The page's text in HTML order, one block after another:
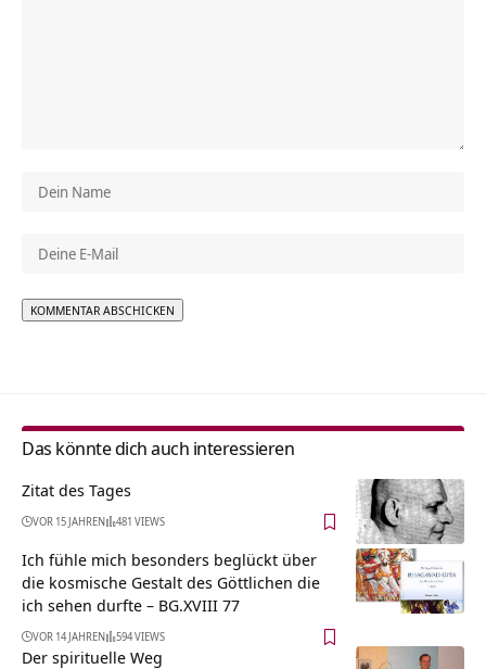
Das könnte dich auch interessieren
Zitat des Tages
VOR 15 JAHREN 481 VIEWS
Ich fühle mich besonders beglückt über
die kosmische Gestalt des Göttlichen die
ich sehen durfte – BG.XVIII 77
VOR 14 JAHREN 594 VIEWS
Der spirituelle Weg